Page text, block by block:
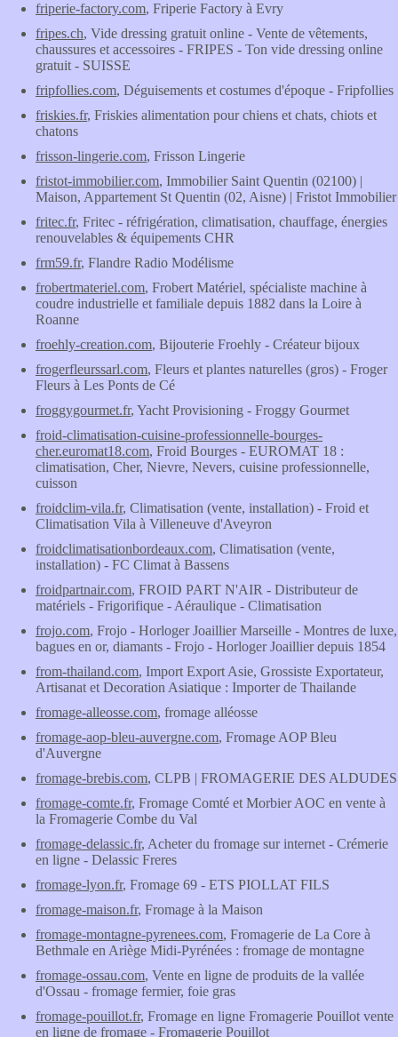
friperie-factory.com, Friperie Factory à Evry
fripes.ch, Vide dressing gratuit online - Vente de vêtements,
chaussures et accessoires - FRIPES - Ton vide dressing online
gratuit - SUISSE
fripfollies.com, Déguisements et costumes d'époque - Fripfollies
friskies.fr, Friskies alimentation pour chiens et chats, chiots et
chatons
frisson-lingerie.com, Frisson Lingerie
fristot-immobilier.com, Immobilier Saint Quentin (02100) |
Maison, Appartement St Quentin (02, Aisne) | Fristot Immobilier
fritec.fr, Fritec - réfrigération, climatisation, chauffage, énergies
renouvelables & équipements CHR
frm59.fr, Flandre Radio Modélisme
frobertmateriel.com, Frobert Matériel, spécialiste machine à
coudre industrielle et familiale depuis 1882 dans la Loire à
Roanne
froehly-creation.com, Bijouterie Froehly - Créateur bijoux
frogerfleurssarl.com, Fleurs et plantes naturelles (gros) - Froger
Fleurs à Les Ponts de Cé
froggygourmet.fr, Yacht Provisioning - Froggy Gourmet
froid-climatisation-cuisine-professionnelle-bourges-
cher.euromat18.com, Froid Bourges - EUROMAT 18 :
climatisation, Cher, Nievre, Nevers, cuisine professionnelle,
cuisson
froidclim-vila.fr, Climatisation (vente, installation) - Froid et
Climatisation Vila à Villeneuve d'Aveyron
froidclimatisationbordeaux.com, Climatisation (vente,
installation) - FC Climat à Bassens
froidpartnair.com, FROID PART N'AIR - Distributeur de
matériels - Frigorifique - Aéraulique - Climatisation
frojo.com, Frojo - Horloger Joaillier Marseille - Montres de luxe,
bagues en or, diamants - Frojo - Horloger Joaillier depuis 1854
from-thailand.com, Import Export Asie, Grossiste Exportateur,
Artisanat et Decoration Asiatique : Importer de Thailande
fromage-alleosse.com, fromage alléosse
fromage-aop-bleu-auvergne.com, Fromage AOP Bleu
d'Auvergne
fromage-brebis.com, CLPB | FROMAGERIE DES ALDUDES
fromage-comte.fr, Fromage Comté et Morbier AOC en vente à
la Fromagerie Combe du Val
fromage-delassic.fr, Acheter du fromage sur internet - Crémerie
en ligne - Delassic Freres
fromage-lyon.fr, Fromage 69 - ETS PIOLLAT FILS
fromage-maison.fr, Fromage à la Maison
fromage-montagne-pyrenees.com, Fromagerie de La Core à
Bethmale en Ariège Midi-Pyrénées : fromage de montagne
fromage-ossau.com, Vente en ligne de produits de la vallée
d'Ossau - fromage fermier, foie gras
fromage-pouillot.fr, Fromage en ligne Fromagerie Pouillot vente
en ligne de fromage - Fromagerie Pouillot